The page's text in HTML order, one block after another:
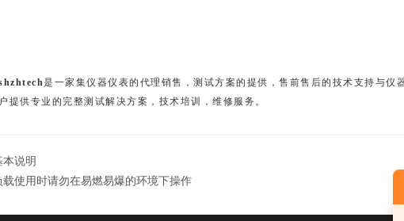
是一家集仪器仪表的代理销售，测试方案的提供，售前售后的技术支持与仪
提供专业的完整测试解决方案，技术培训，维修服务。
说明
使用时请勿在易燃易爆的环境下操作